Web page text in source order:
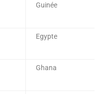
Guinée
Egypte
Ghana